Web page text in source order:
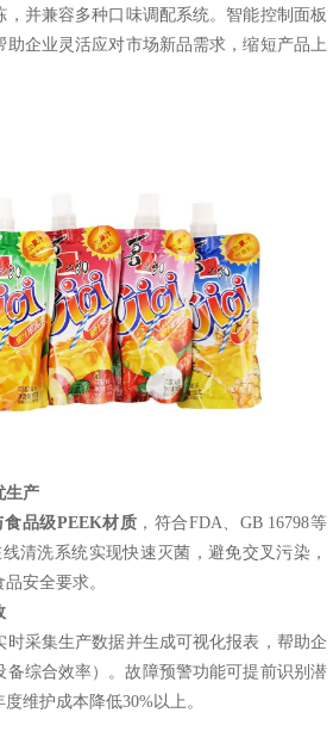
，并兼容多种口味调配系统。智能控制面板
企业灵活应对市场新品需求，缩短产品上
生产
食品级PEEK材质 ，符合FDA、GB 16798等
清洗系统实现快速灭菌，避免交叉污染，
安全要求。
时采集生产数据并生成可视化报表，帮助企
备综合效率）。故障预警功能可提前识别潜
维护成本降低30%以上。